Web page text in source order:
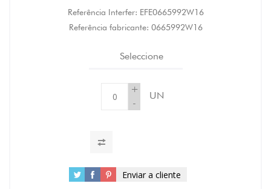
Referência Interfer: EFE0665992W16
Referência fabricante: 0665992W16
Seleccione
+
-
UN
Enviar a cliente